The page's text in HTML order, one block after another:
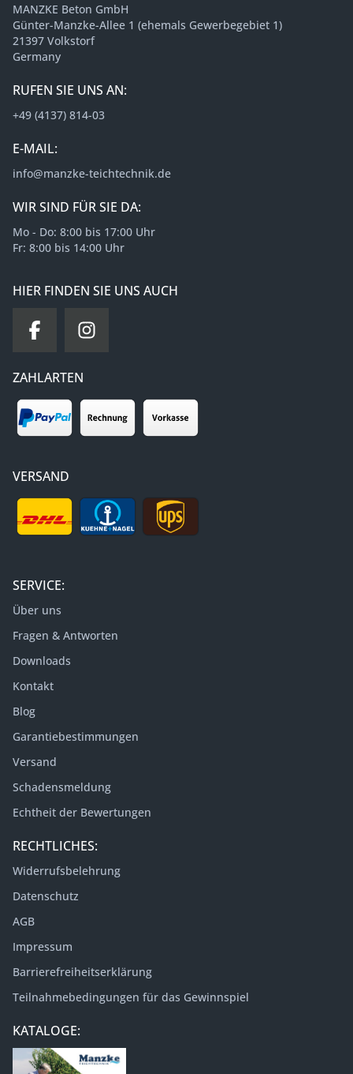
MANZKE Beton GmbH
Günter-Manzke-Allee 1 (ehemals Gewerbegebiet 1)
21397 Volkstorf
Germany
RUFEN SIE UNS AN:
+49 (4137) 814-03
E-MAIL:
info@manzke-teichtechnik.de
WIR SIND FÜR SIE DA:
Mo - Do: 8:00 bis 17:00 Uhr
Fr: 8:00 bis 14:00 Uhr
HIER FINDEN SIE UNS AUCH
ZAHLARTEN
VERSAND
SERVICE:
Über uns
Fragen & Antworten
Downloads
Kontakt
Blog
Garantiebestimmungen
Versand
Schadensmeldung
Echtheit der Bewertungen
RECHTLICHES:
Widerrufsbelehrung
Datenschutz
AGB
Impressum
Barrierefreiheitserklärung
Teilnahmebedingungen für das Gewinnspiel
KATALOGE: